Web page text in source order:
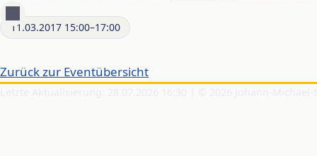
11.03.2017 15:00–17:00
Zurück zur Eventübersicht